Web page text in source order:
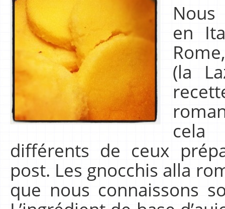
Nous
en
(la
cela
différents de ceux
post. Les gnocchis alla
que nous connaissons